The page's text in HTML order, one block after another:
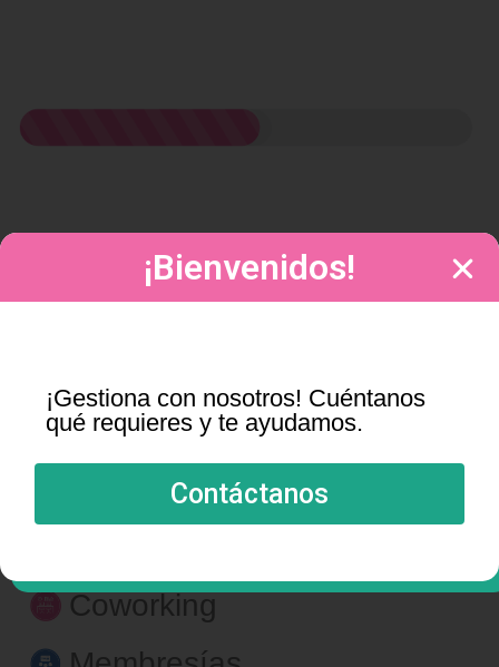
Coworking
¡Bienvenidos!
¡Gestiona con nosotros! Cuéntanos
qué requieres y te ayudamos.
Contáctanos